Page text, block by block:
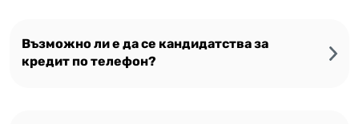
Възможно ли е да се кандидатства за
кредит по телефон?